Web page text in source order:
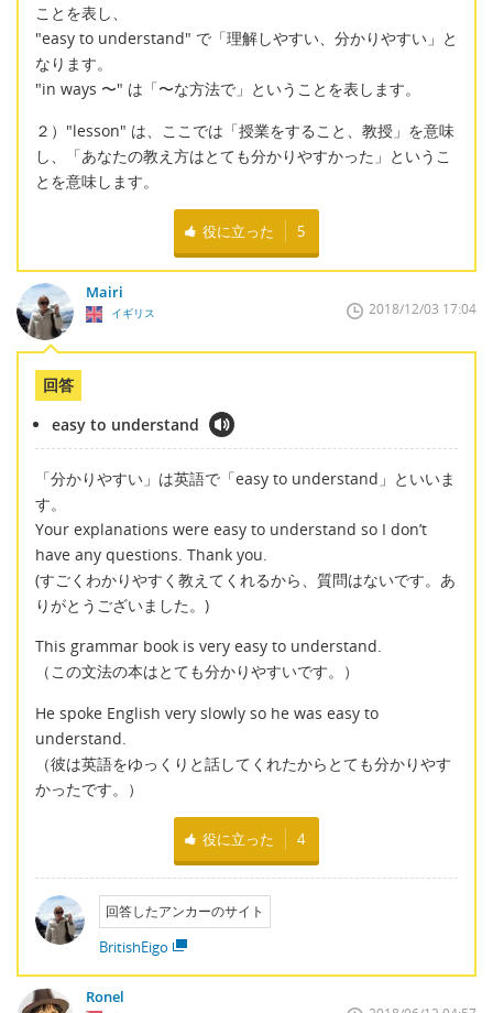
ことを表し、
"easy to understand" で「理解しやすい、分かりやすい」と
なります。
"in ways 〜" は「〜な方法で」ということを表します。
２）"lesson" は、ここでは「授業をすること、教授」を意味
し、「あなたの教え方はとても分かりやすかった」というこ
とを意味します。
役に立った 5
Mairi
イギリス 2018/12/03 17:04
回答
easy to understand
「分かりやすい」は英語で「easy to understand」といいま
す。
Your explanations were easy to understand so I don’t
have any questions. Thank you.
(すごくわかりやすく教えてくれるから、質問はないです。あ
りがとうございました。)
This grammar book is very easy to understand.
（この文法の本はとても分かりやすいです。）
He spoke English very slowly so he was easy to
understand.
（彼は英語をゆっくりと話してくれたからとても分かりやす
かったです。）
役に立った 4
回答したアンカーのサイト
BritishEigo
Ronel